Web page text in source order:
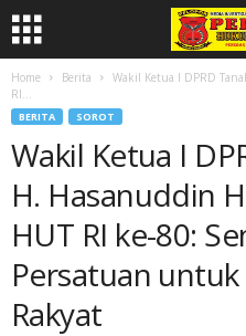
Home Berita
Wakil Ketua I DPRD
RI...
BERITA SOROT
Wakil Ketua I
H. Hasanuddin
HUT RI ke-80:
Persatuan
Rakyat